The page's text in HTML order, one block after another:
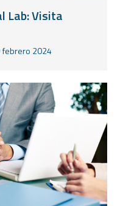
Lab: Visita
febrero 2024